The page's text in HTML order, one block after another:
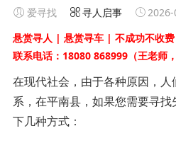
爱寻找 寻人启事
悬赏寻人 | 悬赏寻车 | 不成功不收费
联系电话：18080 868999（王老师，
在现代社会，由于各种原因，
系，在平南县，如果您需要寻
下几种方式：